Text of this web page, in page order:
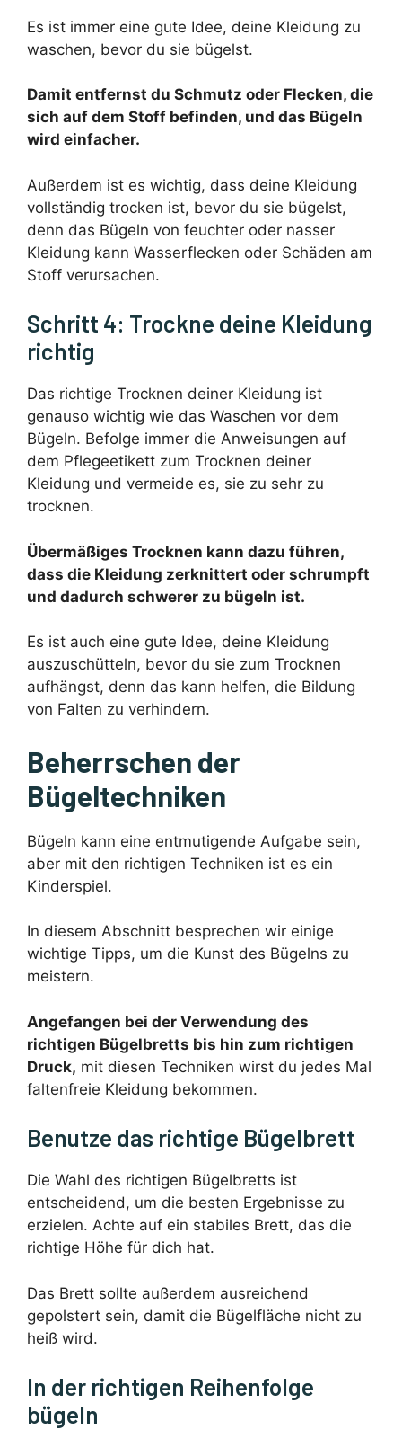
Es ist immer eine gute Idee, deine Kleidung zu
waschen, bevor du sie bügelst.
Damit entfernst du Schmutz oder Flecken, die
sich auf dem Stoff befinden, und das Bügeln
wird einfacher.
Außerdem ist es wichtig, dass deine Kleidung
vollständig trocken ist, bevor du sie bügelst,
denn das Bügeln von feuchter oder nasser
Kleidung kann Wasserflecken oder Schäden am
Stoff verursachen.
Schritt 4: Trockne deine Kleidung
richtig
Das richtige Trocknen deiner Kleidung ist
genauso wichtig wie das Waschen vor dem
Bügeln. Befolge immer die Anweisungen auf
dem Pflegeetikett zum Trocknen deiner
Kleidung und vermeide es, sie zu sehr zu
trocknen.
Übermäßiges Trocknen kann dazu führen,
dass die Kleidung zerknittert oder schrumpft
und dadurch schwerer zu bügeln ist.
Es ist auch eine gute Idee, deine Kleidung
auszuschütteln, bevor du sie zum Trocknen
aufhängst, denn das kann helfen, die Bildung
von Falten zu verhindern.
Beherrschen der
Bügeltechniken
Bügeln kann eine entmutigende Aufgabe sein,
aber mit den richtigen Techniken ist es ein
Kinderspiel.
In diesem Abschnitt besprechen wir einige
wichtige Tipps, um die Kunst des Bügelns zu
meistern.
Angefangen bei der Verwendung des
richtigen Bügelbretts bis hin zum richtigen
Druck, mit diesen Techniken wirst du jedes Mal
faltenfreie Kleidung bekommen.
Benutze das richtige Bügelbrett
Die Wahl des richtigen Bügelbretts ist
entscheidend, um die besten Ergebnisse zu
erzielen. Achte auf ein stabiles Brett, das die
richtige Höhe für dich hat.
Das Brett sollte außerdem ausreichend
gepolstert sein, damit die Bügelfläche nicht zu
heiß wird.
In der richtigen Reihenfolge
bügeln